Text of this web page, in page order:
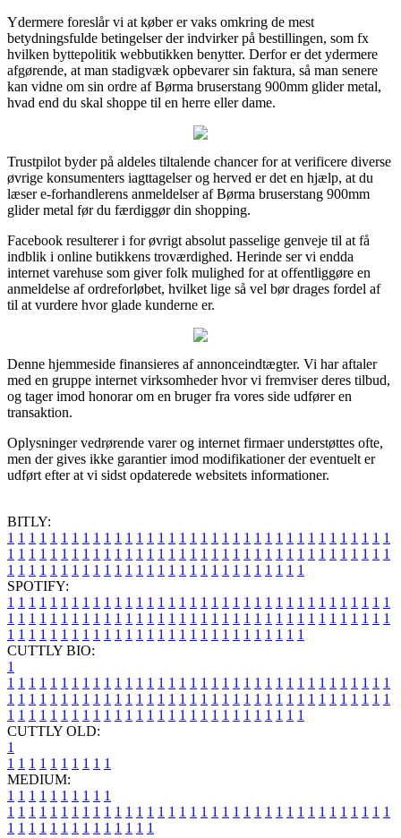
Ydermere foreslår vi at køber er vaks omkring de mest
betydningsfulde betingelser der indvirker på bestillingen, som fx
hvilken byttepolitik webbutikken benytter. Derfor er det ydermere
afgørende, at man stadigvæk opbevarer sin faktura, så man senere
kan vidne om sin ordre af Børma bruserstang 900mm glider metal,
hvad end du skal shoppe til en herre eller dame.
Trustpilot byder på aldeles tiltalende chancer for at verificere diverse
øvrige konsumenters iagttagelser og herved er det en hjælp, at du
læser e-forhandlerens anmeldelser af Børma bruserstang 900mm
glider metal før du færdiggør din shopping.
Facebook resulterer i for øvrigt absolut passelige genveje til at få
indblik i online butikkens troværdighed. Herinde ser vi endda
internet varehuse som giver folk mulighed for at offentliggøre en
anmeldelse af ordreforløbet, hvilket lige så vel bør drages fordel af
til at vurdere hvor glade kunderne er.
Denne hjemmeside finansieres af annonceindtægter. Vi har aftaler
med en gruppe internet virksomheder hvor vi fremviser deres tilbud,
og tager imod honorar om en bruger fra vores side udfører en
transaktion.
Oplysninger vedrørende varer og internet firmaer understøttes ofte,
men der gives ikke garantier imod modifikationer der eventuelt er
udført efter at vi sidst opdaterede websitets informationer.
BITLY:
1 1 1 1 1 1 1 1 1 1 1 1 1 1 1 1 1 1 1 1 1 1 1 1 1 1 1 1 1 1 1 1 1 1 1 1
1 1 1 1 1 1 1 1 1 1 1 1 1 1 1 1 1 1 1 1 1 1 1 1 1 1 1 1 1 1 1 1 1 1 1 1
1 1 1 1 1 1 1 1 1 1 1 1 1 1 1 1 1 1 1 1 1 1 1 1 1 1 1 1
SPOTIFY:
1 1 1 1 1 1 1 1 1 1 1 1 1 1 1 1 1 1 1 1 1 1 1 1 1 1 1 1 1 1 1 1 1 1 1 1
1 1 1 1 1 1 1 1 1 1 1 1 1 1 1 1 1 1 1 1 1 1 1 1 1 1 1 1 1 1 1 1 1 1 1 1
1 1 1 1 1 1 1 1 1 1 1 1 1 1 1 1 1 1 1 1 1 1 1 1 1 1 1 1
CUTTLY BIO:
1
1 1 1 1 1 1 1 1 1 1 1 1 1 1 1 1 1 1 1 1 1 1 1 1 1 1 1 1 1 1 1 1 1 1 1 1
1 1 1 1 1 1 1 1 1 1 1 1 1 1 1 1 1 1 1 1 1 1 1 1 1 1 1 1 1 1 1 1 1 1 1 1
1 1 1 1 1 1 1 1 1 1 1 1 1 1 1 1 1 1 1 1 1 1 1 1 1 1 1 1
CUTTLY OLD:
1
1 1 1 1 1 1 1 1 1 1
MEDIUM:
1 1 1 1 1 1 1 1 1 1
1 1 1 1 1 1 1 1 1 1 1 1 1 1 1 1 1 1 1 1 1 1 1 1 1 1 1 1 1 1 1 1 1 1 1 1
1 1 1 1 1 1 1 1 1 1 1 1 1 1